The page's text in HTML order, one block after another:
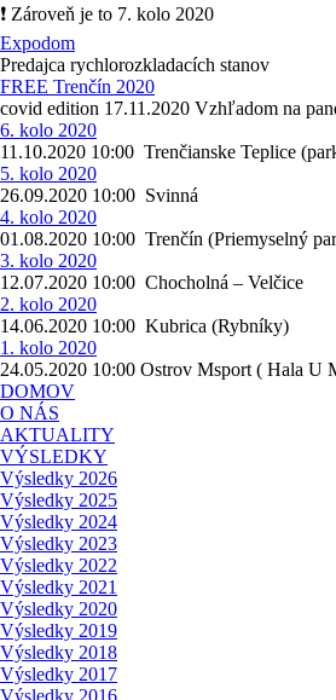
❗ Zároveň je to 7. kolo 2020
Expodom
Predajca rychlorozkladacích stanov
FREE Trenčín 2020
covid edition 17.11.2020 Vzhľadom na
6. kolo 2020
11.10.2020 10:00 Trenčianske Teplice
5. kolo 2020
26.09.2020 10:00 Svinná
4. kolo 2020
01.08.2020 10:00 Trenčín (Priemyselný
3. kolo 2020
12.07.2020 10:00 Chocholná – Velčice
2. kolo 2020
14.06.2020 10:00 Kubrica (Rybníky)
1. kolo 2020
24.05.2020 10:00 Ostrov Msport ( Hala U
DOMOV
O NÁS
AKTUALITY
VÝSLEDKY
Výsledky 2026
Výsledky 2025
Výsledky 2024
Výsledky 2023
Výsledky 2022
Výsledky 2021
Výsledky 2020
Výsledky 2019
Výsledky 2018
Výsledky 2017
Výsledky 2016